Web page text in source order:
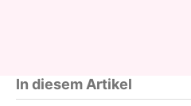
In diesem Artikel